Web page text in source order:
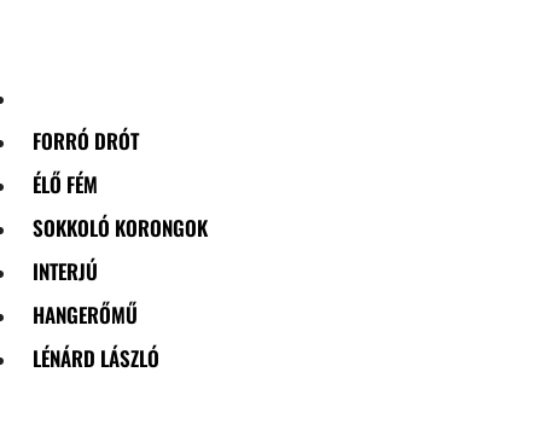
FORRÓ DRÓT
ÉLŐ FÉM
SOKKOLÓ KORONGOK
INTERJÚ
HANGERŐMŰ
LÉNÁRD LÁSZLÓ